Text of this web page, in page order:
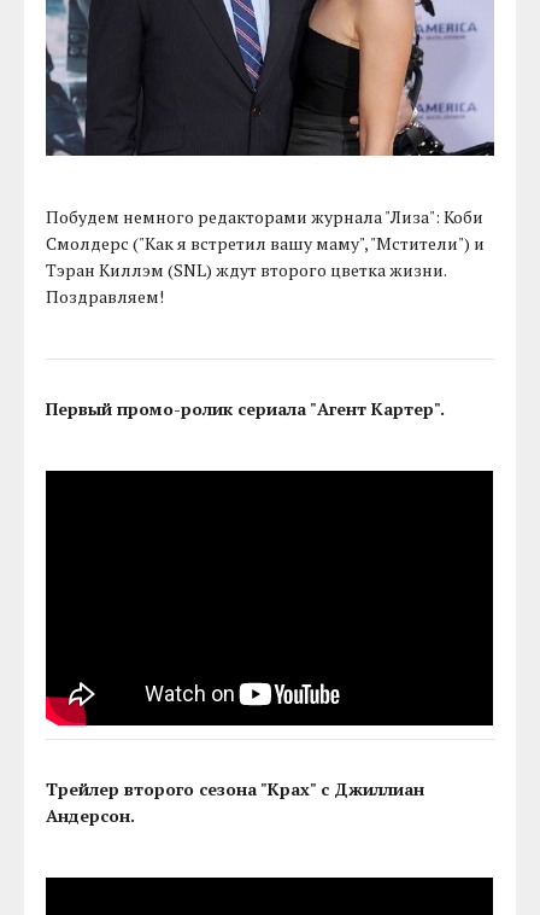
Побудем немного редакторами журнала "Лиза": Коби
Смолдерс ("Как я встретил вашу маму", "Мстители") и
Тэран Киллэм (SNL) ждут второго цветка жизни.
Поздравляем!
Первый промо-ролик сериала "Агент Картер".
Трейлер второго сезона "Крах" с Джиллиан
Андерсон.